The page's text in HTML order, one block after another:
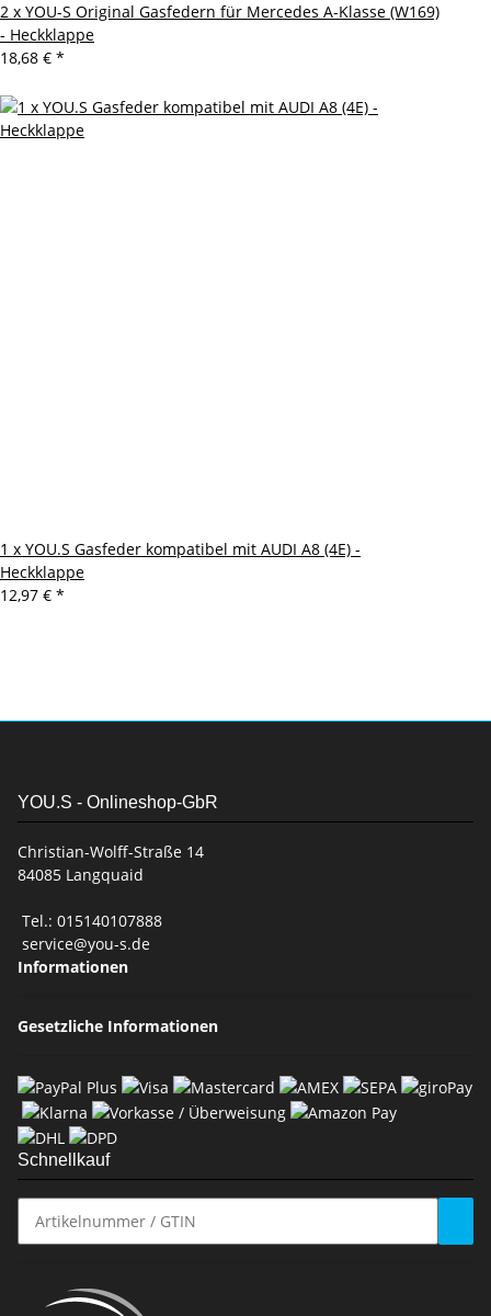
2 x YOU-S Original Gasfedern für Mercedes A-Klasse (W169)
- Heckklappe
18,68 € *
1 x YOU.S Gasfeder kompatibel mit AUDI A8 (4E) -
Heckklappe
12,97 € *
YOU.S - Onlineshop-GbR
Christian-Wolff-Straße 14
84085 Langquaid
Tel.: 015140107888
service@you-s.de
Informationen
Gesetzliche Informationen
Schnellkauf